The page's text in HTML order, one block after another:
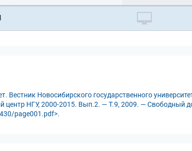
Вестник Новосибирского государственного
центр НГУ, 2000-2015. Вып.2. — Т.9, 2009. — Свободный
page001.pdf>.